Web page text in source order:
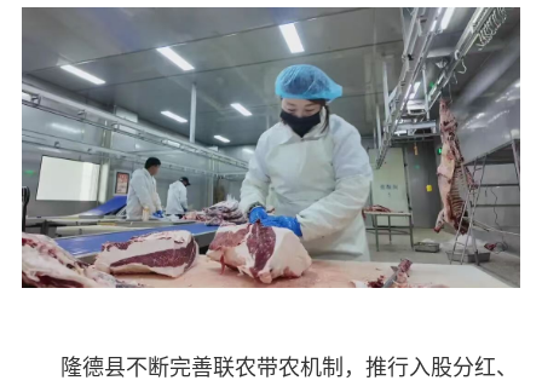
隆德县不断完善联农带农机制，推行入股分红、